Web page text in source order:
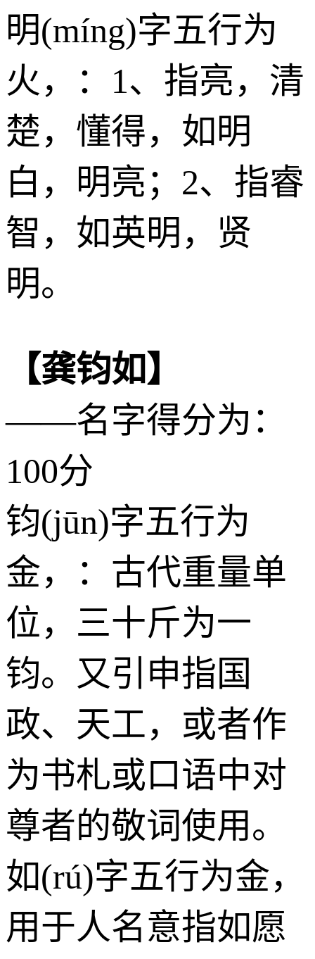
明(míng)字五行为
火 ，：1、指亮，清
楚，懂得，如明
白，明亮；2、指睿
智，如英明，贤
明。
【龚钧如】
——名字得分为：
100分
钧(jūn)字五行为
金，：古代重量单
位，三十斤为一
钧。又引申指国
政、天工，或者作
为书札或口语中对
尊者的敬词使用。
如(rú)字五行为金，
用于人名意指如愿